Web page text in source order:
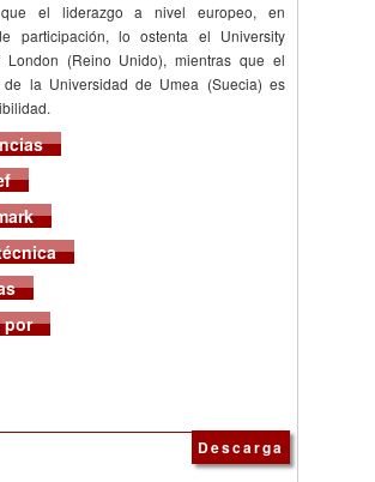
que el liderazgo a nivel europeo, en
participación, lo ostenta el University
London (Reino Unido), mientras que el
de la Universidad de Umea (Suecia) es
por
Descarga